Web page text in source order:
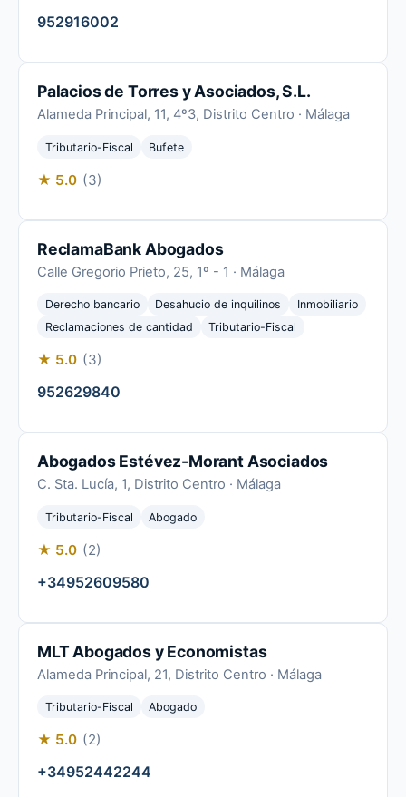
952916002
Palacios de Torres y Asociados, S.L.
Alameda Principal, 11, 4º3, Distrito Centro · Málaga
Tributario-Fiscal Bufete
★ 5.0 (3)
ReclamaBank Abogados
Calle Gregorio Prieto, 25, 1º - 1 · Málaga
Derecho bancario Desahucio de inquilinos
Inmobiliario
Reclamaciones de cantidad
Tributario-Fiscal
★ 5.0 (3)
952629840
Abogados Estévez-Morant Asociados
C. Sta. Lucía, 1, Distrito Centro · Málaga
Tributario-Fiscal Abogado
★ 5.0 (2)
+34952609580
MLT Abogados y Economistas
Alameda Principal, 21, Distrito Centro · Málaga
Tributario-Fiscal Abogado
★ 5.0 (2)
+34952442244